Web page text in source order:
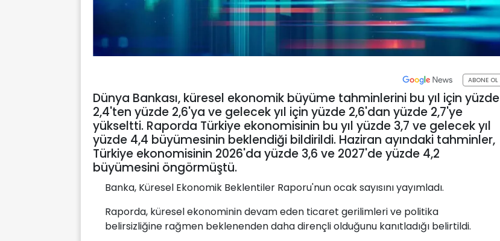
ABONE OL
Dünya Bankası, küresel ekonomik büyüme tahminlerini bu yıl için yüzde
2,4'ten yüzde 2,6'ya ve gelecek yıl için yüzde 2,6'dan yüzde 2,7'ye
yükseltti. Raporda Türkiye ekonomisinin bu yıl yüzde 3,7 ve gelecek yıl
yüzde 4,4 büyümesinin beklendiği bildirildi. Haziran ayındaki tahminler,
Türkiye ekonomisinin 2026'da yüzde 3,6 ve 2027'de yüzde 4,2
büyümesini öngörmüştü.
Banka, Küresel Ekonomik Beklentiler Raporu'nun ocak sayısını yayımladı.
Raporda, küresel ekonominin devam eden ticaret gerilimleri ve politika
belirsizliğine rağmen beklenenden daha dirençli olduğunu kanıtladığı belirtildi.